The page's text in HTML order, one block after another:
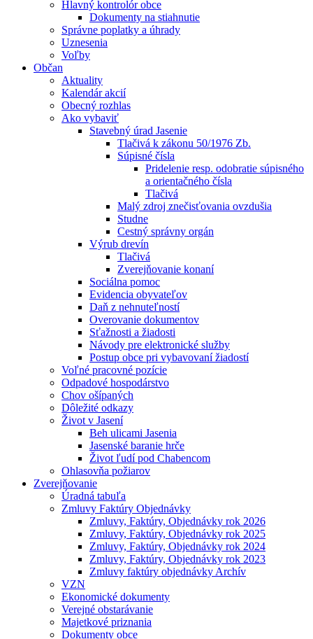
Hlavný kontrolór obce
Dokumenty na stiahnutie
Správne poplatky a úhrady
Uznesenia
Voľby
Občan
Aktuality
Kalendár akcií
Obecný rozhlas
Ako vybaviť
Stavebný úrad Jasenie
Tlačivá k zákonu 50/1976 Zb.
Súpisné čísla
Pridelenie resp. odobratie súpisného
a orientačného čísla
Tlačivá
Malý zdroj znečisťovania ovzdušia
Studne
Cestný správny orgán
Výrub drevín
Tlačivá
Zverejňovanie konaní
Sociálna pomoc
Evidencia obyvateľov
Daň z nehnuteľností
Overovanie dokumentov
Sťažnosti a žiadosti
Návody pre elektronické služby
Postup obce pri vybavovaní žiadostí
Voľné pracovné pozície
Odpadové hospodárstvo
Chov ošípaných
Dôležité odkazy
Život v Jasení
Beh ulicami Jasenia
Jasenské baranie hrče
Život ľudí pod Chabencom
Ohlasovňa požiarov
Zverejňovanie
Úradná tabuľa
Zmluvy Faktúry Objednávky
Zmluvy, Faktúry, Objednávky rok 2026
Zmluvy, Faktúry, Objednávky rok 2025
Zmluvy, Faktúry, Objednávky rok 2024
Zmluvy, Faktúry, Objednávky rok 2023
Zmluvy faktúry objednávky Archív
VZN
Ekonomické dokumenty
Verejné obstarávanie
Majetkové priznania
Dokumenty obce